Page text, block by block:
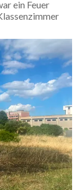
ein Feuer